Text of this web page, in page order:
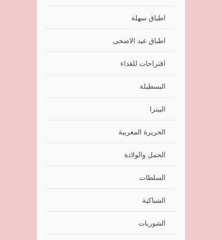
اطباق سهلة
اطباق عيد الاضحى
اقتراحات للغداء
البسطيلة
البيتزا
الحريرة المغربية
الحمل والولادة
السلطات
الشباكية
الشوربات